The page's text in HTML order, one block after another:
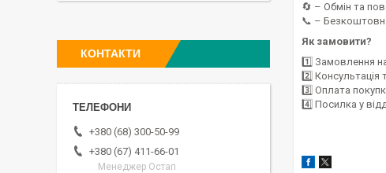
🔄 – Обмін та
📞 –
Як замовити?
1️⃣ Замовлення
2️⃣
3️⃣ Оплата
4️⃣ Посилка у
КОНТАКТИ
+380 (68) 300-50-99
+380 (67) 411-66-01
Менеджер Остап